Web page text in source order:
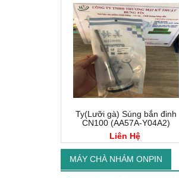
Ty(Lưỡi gà) Súng bắn đinh
CN100 (AA57A-Y04A2)
Liên Hệ
MÁY CHÀ NHÁM ONPIN